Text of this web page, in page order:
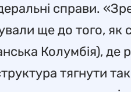
справи.
ще до того,
Колумбія), де
тягнути